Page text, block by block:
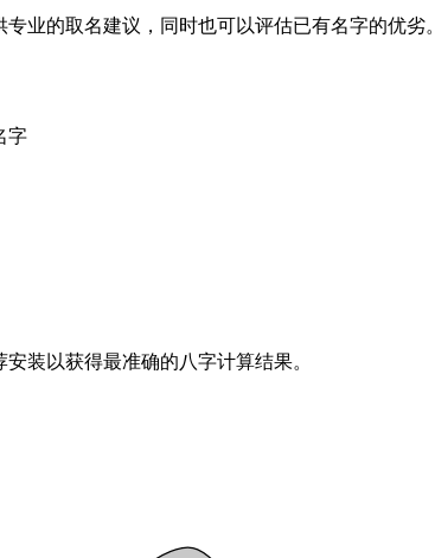
业的取名建议，同时也可以评估已有名字的优劣。
字
装以获得最准确的八字计算结果。